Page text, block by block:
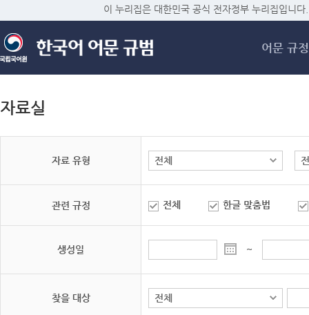
메
이 누리집은 대한민국 공식 전자정부 누리집입니다.
어문 규정
자료실
자료 유형
관련 규정 전체 한글 맞춤법
생성일 ~
찾을 대상